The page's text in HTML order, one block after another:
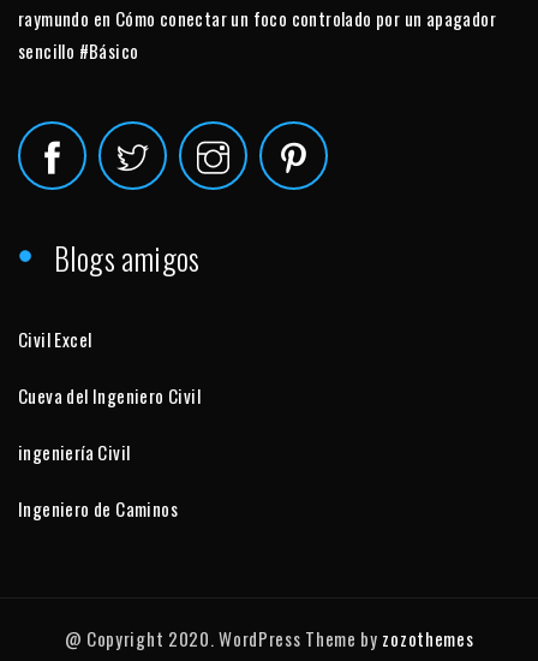
raymundo en Cómo conectar un foco controlado por un apagador
sencillo #Básico
Blogs amigos
Civil Excel
Cueva del Ingeniero Civil
ingeniería Civil
Ingeniero de Caminos
@ Copyright 2020. WordPress Theme by zozothemes